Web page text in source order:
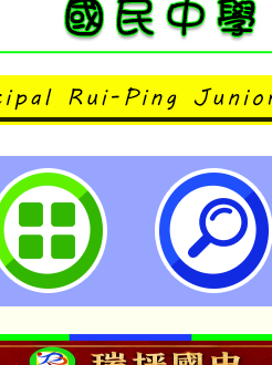
基金會提供HPV
立瑞坪國民中學